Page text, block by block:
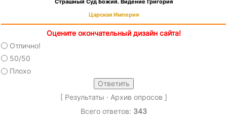
Страшный Суд Божий. Видение Григория
Царская Империя
Оцените окончательный дизайн сайта!
Отлично!
50/50
Плохо
[ Результаты · Архив опросов ]
Всего ответов: 343